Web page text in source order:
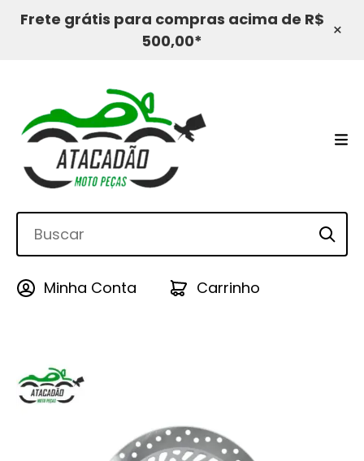
Frete grátis para compras acima de R$
500,00*
×
Minha Conta Carrinho